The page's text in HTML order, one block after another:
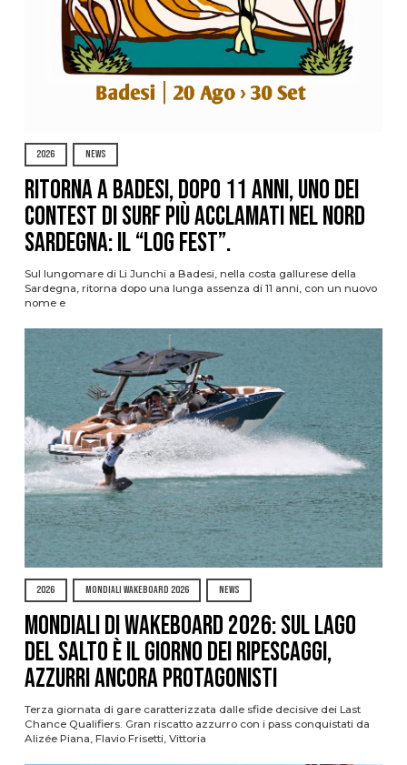
2026 NEWS
Ritorna a Badesi, dopo 11 anni, uno dei
contest di surf più acclamati nel nord
Sardegna: il “Log Fest”.
Sul lungomare di Li Junchi a Badesi, nella costa gallurese della
Sardegna, ritorna dopo una lunga assenza di 11 anni, con un nuovo
nome e
2026 MONDIALI WAKEBOARD 2026 NEWS
Mondiali di Wakeboard 2026: sul Lago
del Salto è il giorno dei ripescaggi,
azzurri ancora protagonisti
Terza giornata di gare caratterizzata dalle sfide decisive dei Last
Chance Qualifiers. Gran riscatto azzurro con i pass conquistati da
Alizée Piana, Flavio Frisetti, Vittoria